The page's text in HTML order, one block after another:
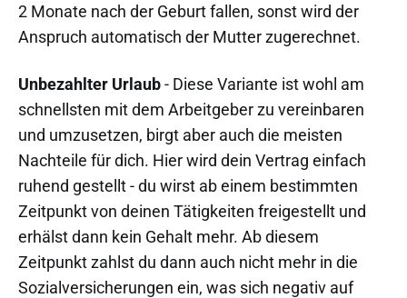
2 Monate nach der Geburt fallen, sonst wird der
Anspruch automatisch der Mutter zugerechnet.
Unbezahlter Urlaub- Diese Variante ist wohl am
schnellsten mit dem Arbeitgeber zu vereinbaren
und umzusetzen, birgt aber auch die meisten
Nachteile für dich. Hier wird dein Vertrag einfach
ruhend gestellt - du wirst ab einem bestimmten
Zeitpunkt von deinen Tätigkeiten freigestellt und
erhälst dann kein Gehalt mehr. Ab diesem
Zeitpunkt zahlst du dann auch nicht mehr in die
Sozialversicherungen ein, was sich negativ auf